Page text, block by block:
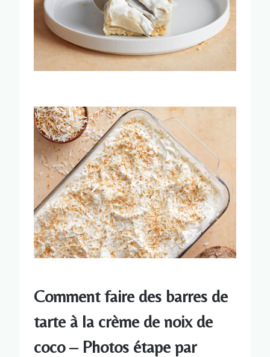
Comment faire des barres de
tarte à la crème de noix de
coco – Photos étape par